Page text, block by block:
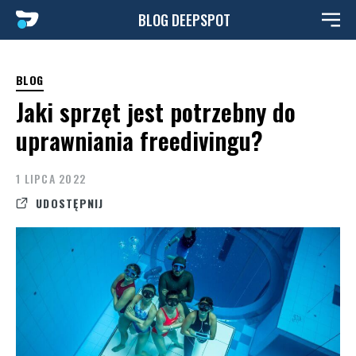
przejdź
BLOG DEEPSPOT
BLOG
Jaki sprzęt jest potrzebny do
uprawniania freedivingu?
1 LIPCA 2022
UDOSTĘPNIJ